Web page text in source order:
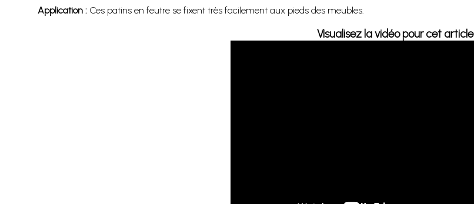
Application :Ces patins en feutre se fixent très facilement aux pieds des meubles.
Visualisez la vidéo pour cet article